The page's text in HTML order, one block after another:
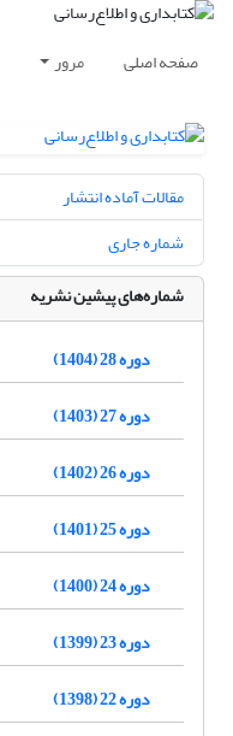
صفحه اصلی مرور
مقالات آماده انتشار
شماره جاری
شماره‌های پیشین نشریه
دوره 28 (1404)
دوره 27 (1403)
دوره 26 (1402)
دوره 25 (1401)
دوره 24 (1400)
دوره 23 (1399)
دوره 22 (1398)